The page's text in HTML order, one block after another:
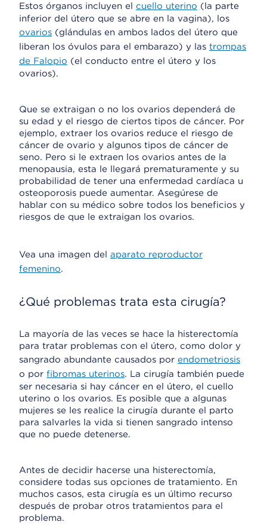
Estos órganos incluyen el cuello uterino (la parte
inferior del útero que se abre en la vagina), los
ovarios (glándulas en ambos lados del útero que
liberan los óvulos para el embarazo) y las trompas
de Falopio (el conducto entre el útero y los
ovarios).
Que se extraigan o no los ovarios dependerá de
su edad y el riesgo de ciertos tipos de cáncer. Por
ejemplo, extraer los ovarios reduce el riesgo de
cáncer de ovario y algunos tipos de cáncer de
seno. Pero si le extraen los ovarios antes de la
menopausia, esta le llegará prematuramente y su
probabilidad de tener una enfermedad cardíaca u
osteoporosis puede aumentar. Asegúrese de
hablar con su médico sobre todos los beneficios y
riesgos de que le extraigan los ovarios.
Vea una imagen del aparato reproductor
femenino.
¿Qué problemas trata esta cirugía?
La mayoría de las veces se hace la histerectomía
para tratar problemas con el útero, como dolor y
sangrado abundante causados por endometriosis
o por fibromas uterinos. La cirugía también puede
ser necesaria si hay cáncer en el útero, el cuello
uterino o los ovarios. Es posible que a algunas
mujeres se les realice la cirugía durante el parto
para salvarles la vida si tienen sangrado intenso
que no puede detenerse.
Antes de decidir hacerse una histerectomía,
considere todas sus opciones de tratamiento. En
muchos casos, esta cirugía es un último recurso
después de probar otros tratamientos para el
problema.